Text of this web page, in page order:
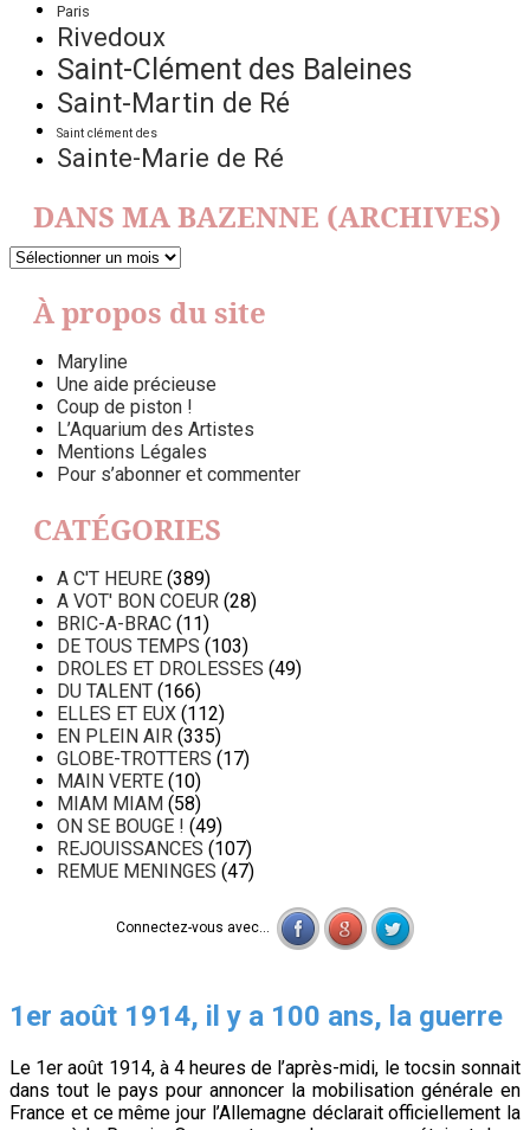
Paris
Rivedoux
Saint-Clément des Baleines
Saint-Martin de Ré
Saint clément des
Sainte-Marie de Ré
DANS MA BAZENNE (ARCHIVES)
DANS
BAZENNE
(ARCHIVES)
À propos du site
Maryline
Une aide précieuse
Coup de piston !
L’Aquarium des Artistes
Mentions Légales
Pour s’abonner et commenter
CATÉGORIES
A C'T HEURE (389)
A VOT' BON COEUR (28)
BRIC-A-BRAC (11)
DE TOUS TEMPS (103)
DROLES ET DROLESSES (49)
DU TALENT (166)
ELLES ET EUX (112)
EN PLEIN AIR (335)
GLOBE-TROTTERS (17)
MAIN VERTE (10)
MIAM MIAM (58)
ON SE BOUGE ! (49)
REJOUISSANCES (107)
REMUE MENINGES (47)
Connectez-vous avec...
1er août 1914, il y a 100 ans, la guerre
Le 1er août 1914, à 4 heures de l’après-midi, le tocsin sonnait
dans tout le pays pour annoncer la mobilisation générale en
France et ce même jour l’Allemagne déclarait officiellement la